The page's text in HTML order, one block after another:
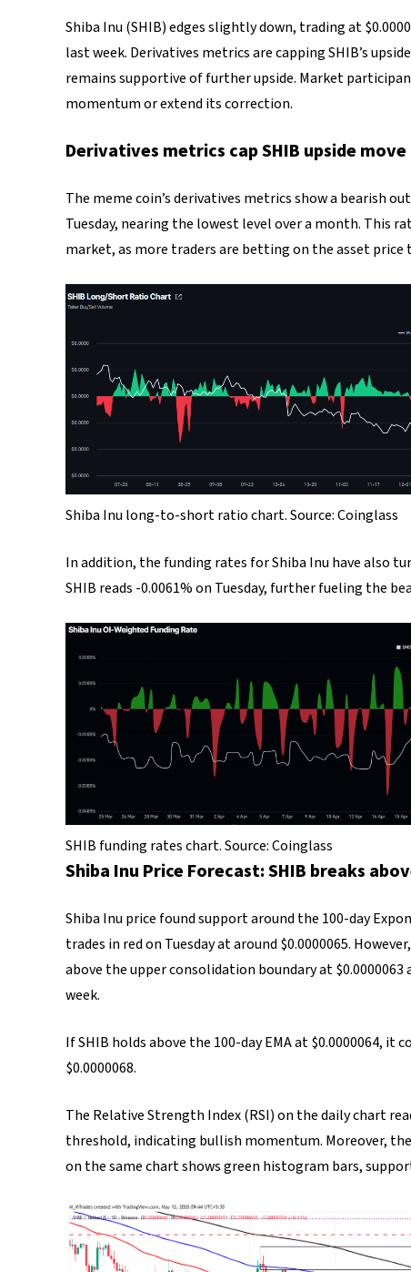
Shiba Inu (SHIB) edges slightly down, trading at
last week. Derivatives metrics are capping SHIB’s
remains supportive of further upside. Market
momentum or extend its correction.
Derivatives metrics cap SHIB upside move
The meme coin’s derivatives metrics show a bearish
Tuesday, nearing the lowest level over a month. This
market, as more traders are betting on the asset price
Shiba Inu long-to-short ratio chart. Source: Coinglass
In addition, the funding rates for Shiba Inu have also
SHIB reads -0.0061% on Tuesday, further fueling the
SHIB funding rates chart. Source: Coinglass
Shiba Inu Price Forecast: SHIB breaks
Shiba Inu price found support around the 100-day
trades in red on Tuesday at around $0.0000065.
above the upper consolidation boundary at
week.
If SHIB holds above the 100-day EMA at $0.0000064,
$0.0000068.
The Relative Strength Index (RSI) on the daily chart
threshold, indicating bullish momentum. Moreover,
on the same chart shows green histogram bars,